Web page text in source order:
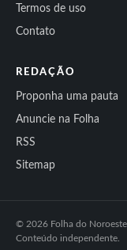
Termos de uso
Contato
REDAÇÃO
Proponha uma pauta
Anuncie na Folha
RSS
Sitemap
© 2026 Folha do
Conteúdo independente.